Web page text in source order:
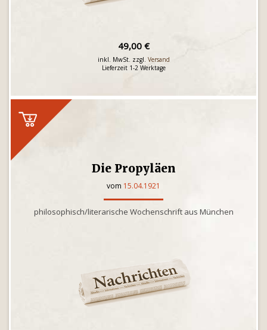
49,00 €
inkl. MwSt. zzgl. Versand
Lieferzeit 1-2 Werktage
Die Propyläen
vom 15.04.1921
philosophisch/literarische Wochenschrift aus München